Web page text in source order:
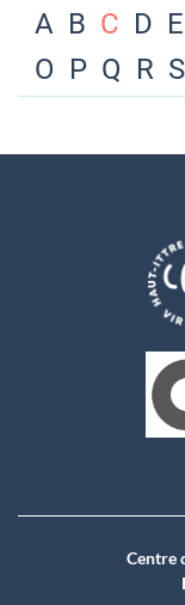
A B C D E
O P Q R S
Centre